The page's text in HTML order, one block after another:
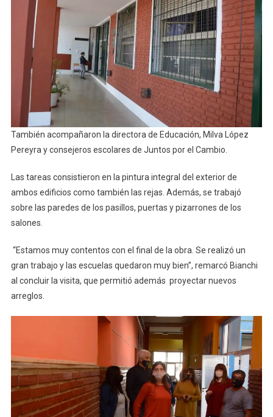
También acompañaron la directora de Educación, Milva López
Pereyra y consejeros escolares de Juntos por el Cambio.
Las tareas consistieron en la pintura integral del exterior de
ambos edificios como también las rejas. Además, se trabajó
sobre las paredes de los pasillos, puertas y pizarrones de los
salones.
“Estamos muy contentos con el final de la obra. Se realizó un
gran trabajo y las escuelas quedaron muy bien”, remarcó Bianchi
al concluir la visita, que permitió además proyectar nuevos
arreglos.